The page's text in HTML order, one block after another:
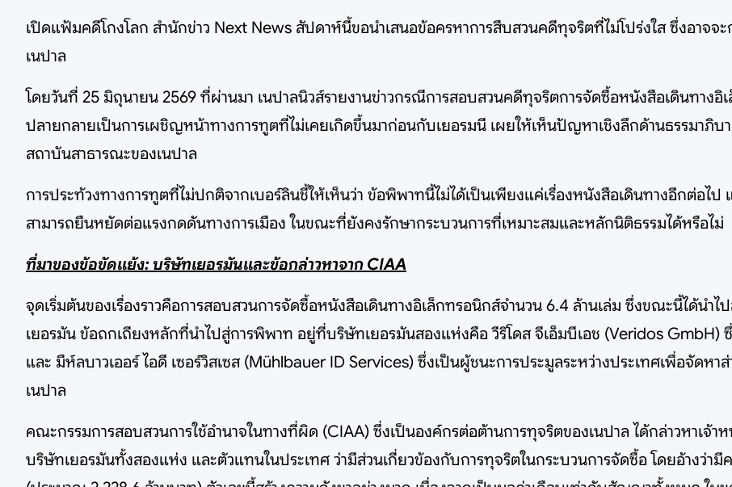
เปิดแฟ้มคดีโกงโลก สำนักข่าว Next News สัปดาห์นี้ขอนำเสนอข้อครหาการสืบสวนคดีทุจริตที่ไม่โปร่งใส ซึ่งอาจจ
เนปาล
โดยวันที่ 25 มิถุนายน 2569 ที่ผ่านมา เนปาลนิวส์รายงานข่าวกรณีการสอบสวนคดีทุจริตการจัดซื้อหนังสือเดินทาง
ปลายกลายเป็นการเผชิญหน้าทางการทูตที่ไม่เคยเกิดขึ้นมาก่อนกับเยอรมนี เผยให้เห็นปัญหาเชิงลึกด้านธรรมาภิบ
สถาบันสาธารณะของเนปาล
การประท้วงทางการทูตที่ไม่ปกติจากเบอร์ลินชี้ให้เห็นว่า ข้อพิพาทนี้ไม่ได้เป็นเพียงแค่เรื่องหนังสือเดินทางอีกต่อไ
สามารถยืนหยัดต่อแรงกดดันทางการเมือง ในขณะที่ยังคงรักษากระบวนการที่เหมาะสมและหลักนิติธรรมได้หรือไม่
ที่มาของข้อขัดแย้ง: บริษัทเยอรมันและข้อกล่าวหาจาก CIAA
จุดเริ่มต้นของเรื่องราวคือการสอบสวนการจัดซื้อหนังสือเดินทางอิเล็กทรอนิกส์จำนวน 6.4 ล้านเล่ม ซึ่งขณะนี้ได้นำไ
เยอรมัน ข้อถกเถียงหลักที่นำไปสู่การพิพาท อยู่ที่บริษัทเยอรมันสองแห่งคือ วีริโดส จีเอ็มบีเอช (Veridos
และ มืห์ลบาวเออร์ ไอดี เซอร์วิสเซส (Mühlbauer ID Services) ซึ่งเป็นผู้ชนะการประมูลระหว่างประเทศเพื่อจัด
เนปาล
คณะกรรมการสอบสวนการใช้อำนาจในทางที่ผิด (CIAA) ซึ่งเป็นองค์กรต่อต้านการทุจริตของเนปาล ได้กล่าวหาเจ้
บริษัทเยอรมันทั้งสองแห่ง และตัวแทนในประเทศ ว่ามีส่วนเกี่ยวข้องกับการทุจริตในกระบวนการจัดซื้อ โดยอ้างว่า